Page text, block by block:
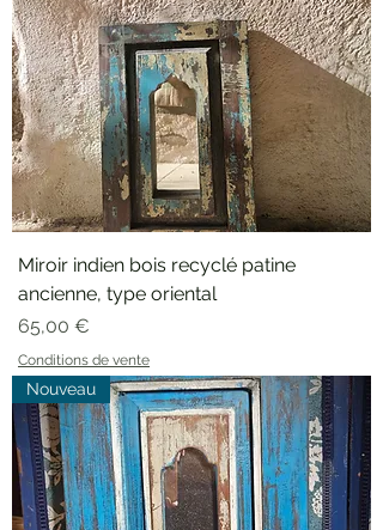
Miroir indien bois recyclé patine
ancienne, type oriental
Prix
65,00 €
Conditions de vente
Nouveau